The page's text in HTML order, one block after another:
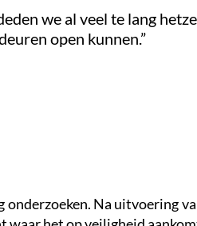
we al veel te lang
open kunnen.”
Na uitvoering